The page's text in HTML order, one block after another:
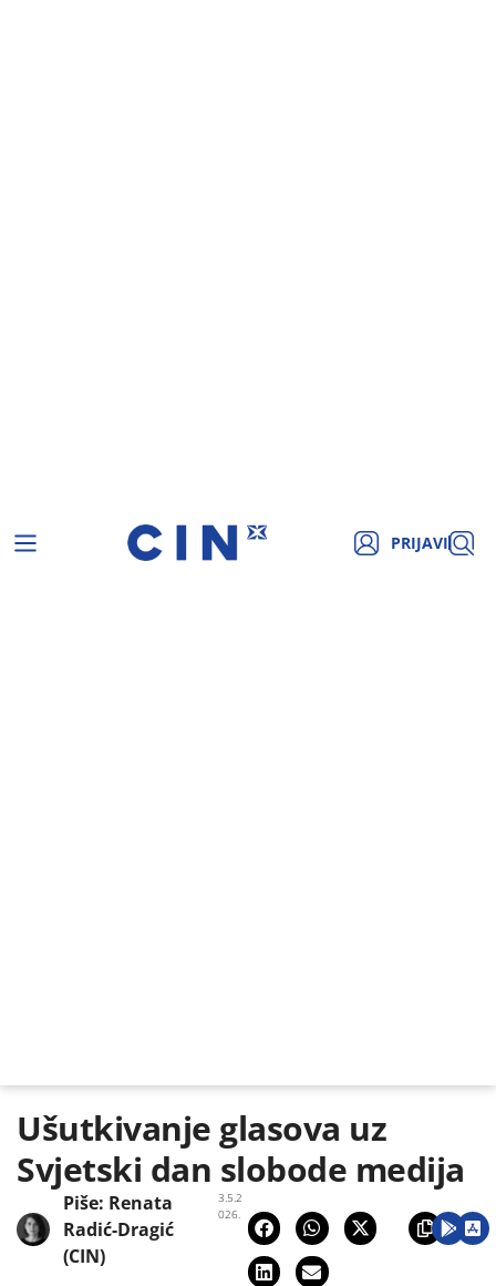
PRIJAVI
Ušutkivanje glasova uz
Svjetski dan slobode medija
3.5.2
026.
Piše: Renata
Radić-Dragić
(CIN)